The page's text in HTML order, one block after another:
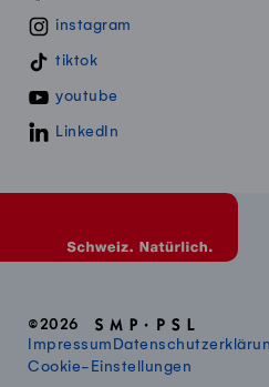
instagram
tiktok
youtube
LinkedIn
©2026
Impressum
Cookie-Einstellungen